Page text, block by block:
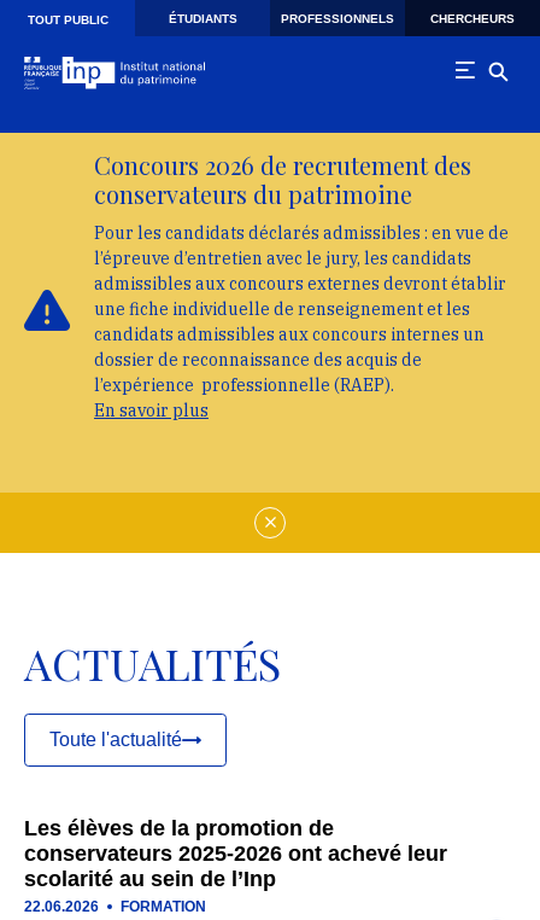
Skip to main navigation
Aller au contenu principal
TOUT PUBLIC ÉTUDIANTS PROFESSIONNELS CHERCHEURS
Concours 2026 de recrutement des
conservateurs du patrimoine
Pour les candidats déclarés admissibles : en vue de
l’épreuve d’entretien avec le jury, les candidats
admissibles aux concours externes devront établir
une fiche individuelle de renseignement et les
candidats admissibles aux concours internes un
dossier de reconnaissance des acquis de
l’expérience professionnelle (RAEP).
En savoir plus
ACTUALITÉS
Toute l'actualité
Les élèves de la promotion de
conservateurs 2025-2026 ont achevé leur
scolarité au sein de l’Inp
22.06.2026 FORMATION